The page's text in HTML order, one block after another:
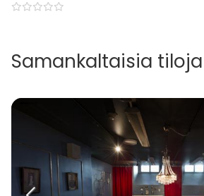
Samankaltaisia tiloja